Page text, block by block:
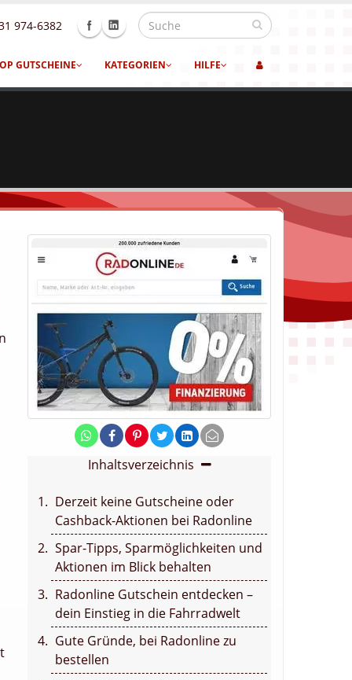
974-6382
GUTSCHEINE KATEGORIEN HILFE
Inhaltsverzeichnis
Derzeit keine Gutscheine oder
Cashback-Aktionen bei Radonline
Spar-Tipps, Sparmöglichkeiten und
Aktionen im Blick behalten
Radonline Gutschein entdecken –
dein Einstieg in die Fahrradwelt
Gute Gründe, bei Radonline zu
bestellen